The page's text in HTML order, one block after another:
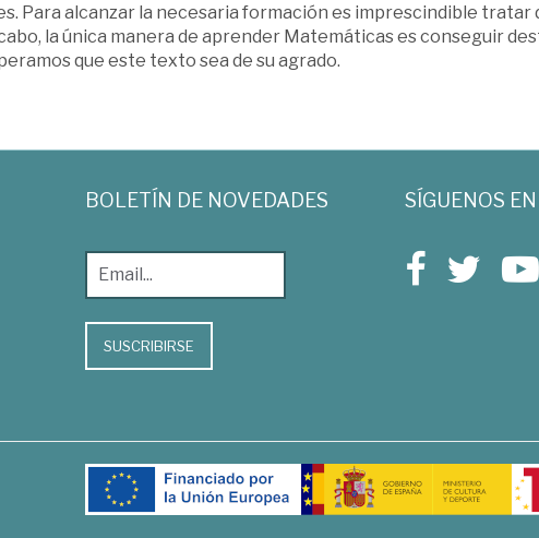
Para alcanzar la necesaria formación es imprescindible tratar
la única manera de aprender Matemáticas es conseguir
que este texto sea de su agrado.
BOLETÍN DE NOVEDADES
SUSCRIBIRSE
SÍGUENOS EN